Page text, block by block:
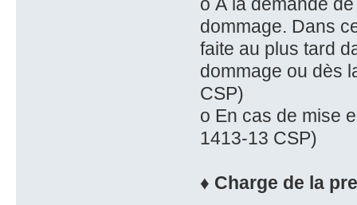
dommage. Dans
faite au plus tard
dommage ou dès
CSP)
o En cas de mise
1413-13 CSP)
♦ Charge de la